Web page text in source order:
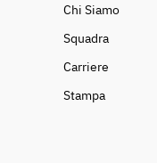
Chi Siamo
Squadra
Carriere
Stampa